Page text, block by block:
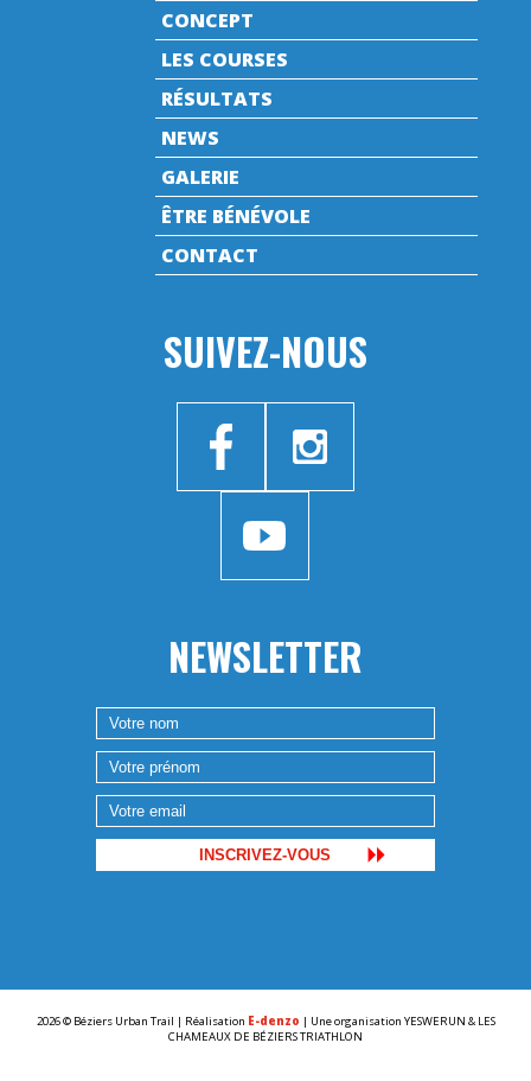
CONCEPT
LES COURSES
RÉSULTATS
NEWS
GALERIE
ÊTRE BÉNÉVOLE
CONTACT
SUIVEZ-NOUS
NEWSLETTER
2026 © Béziers Urban Trail | Réalisation E-denzo | Une organisation YESWERUN & LES
CHAMEAUX DE BÉZIERS TRIATHLON